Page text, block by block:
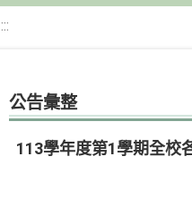
:::
公告彙整
113學年度第1學期全校